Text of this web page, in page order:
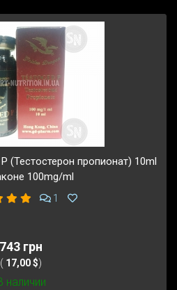
(Тестостерон пропионат) 10ml
100mg/ml
1
743 грн
( 17,00 $)
наличии